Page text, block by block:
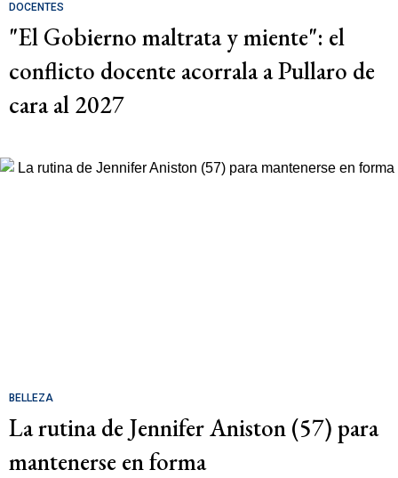
DOCENTES
"El Gobierno maltrata y miente": el
conflicto docente acorrala a Pullaro de
cara al 2027
BELLEZA
La rutina de Jennifer Aniston (57) para
mantenerse en forma